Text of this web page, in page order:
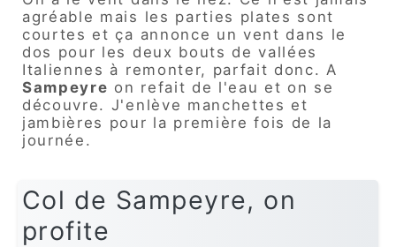
agréable mais les parties plates sont
courtes et ça annonce un vent dans le
dos pour les deux bouts de vallées
Italiennes à remonter, parfait donc. A
Sampeyre on refait de l'eau et on se
découvre. J'enlève manchettes et
jambières pour la première fois de la
journée.
Col de Sampeyre, on
profite